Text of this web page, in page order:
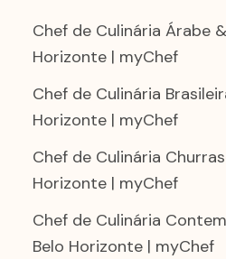
Chef de Culinária Árabe
Horizonte | myChef
Chef de Culinária
Horizonte | myChef
Chef de Culinária
Horizonte | myChef
Chef de Culinária
Belo Horizonte | myChef